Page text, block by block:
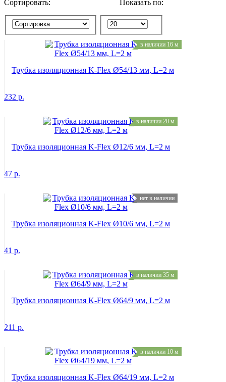
Сортировать: Показать по:
в наличии 16 м
Трубка изоляционная K-Flex Ø54/13 мм, L=2 м
232 р.
в наличии 20 м
Трубка изоляционная K-Flex Ø12/6 мм, L=2 м
47 р.
нет в наличии
Трубка изоляционная K-Flex Ø10/6 мм, L=2 м
41 р.
в наличии 35 м
Трубка изоляционная K-Flex Ø64/9 мм, L=2 м
211 р.
в наличии 10 м
Трубка изоляционная K-Flex Ø64/19 мм, L=2 м